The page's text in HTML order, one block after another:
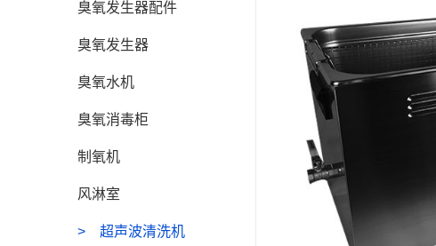
臭氧发生器配件
臭氧发生器
臭氧水机
臭氧消毒柜
制氧机
风淋室
超声波清洗机